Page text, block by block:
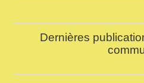
Dernières